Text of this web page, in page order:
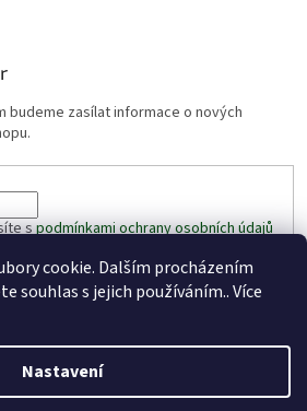
cookie. Dalším procházením
souhlas s jejich používáním.. Více
Nastavení
budeme zasílat informace o nových
spodmínkami ochrany osobních údajů
Vytvořil Shoptet